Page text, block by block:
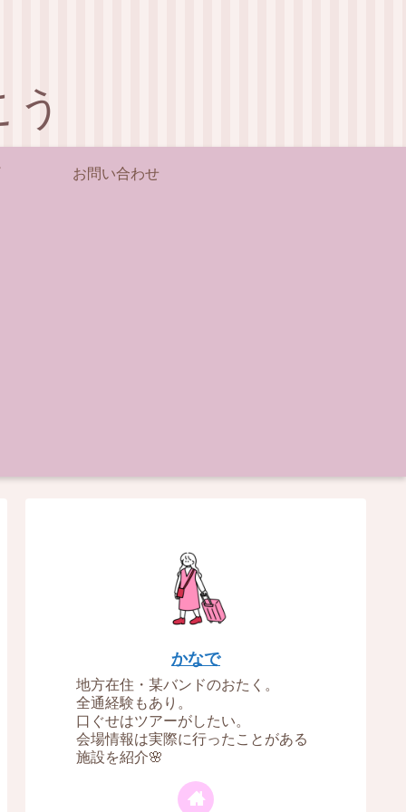
お問い合わせ
かなで
地方在住・某バンドのおたく。
全通経験もあり。
口ぐせはツアーがしたい。
会場情報は実際に行ったことがある
施設を紹介🌸